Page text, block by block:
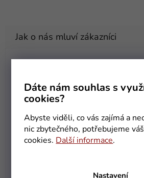
Dáte nám souhlas s
cookies?
Abyste viděli, co vás zajímá a
nic zbytečného, potřebujeme
cookies. Další informace.
Nastavení
5.8.2026
OU Olga Urbánková
Hodnocení obchodu je 5 z
31.7.2026
Rychlé dodání po zadané objednávce.